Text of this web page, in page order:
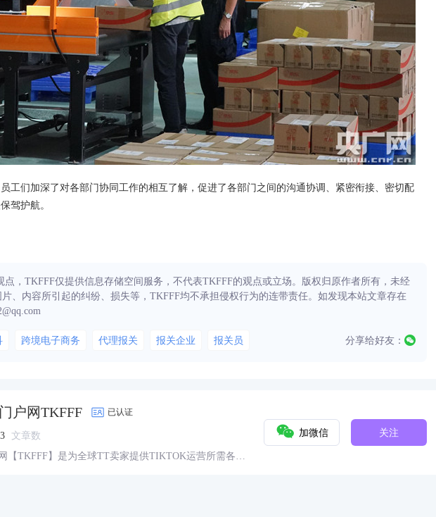
员工们加深了对各部门协同工作的相互了解，促进了各部门之间的沟通协调、紧密衔接、密切配
驾护航。
，TKFFF仅提供信息存储空间服务，不代表TKFFF的观点或立场。版权归原作者所有，未经
、内容所引起的纠纷、损失等，TKFFF均不承担侵权行为的连带责任。如发现本站文章存在
跨境电子商务 代理报关 报关企业 报关员 分享给好友：
户网TKFFF 已认证
文章数
【TKFFF】是为全球TT卖家提供TIKTOK运营所需各种
加微信 关注